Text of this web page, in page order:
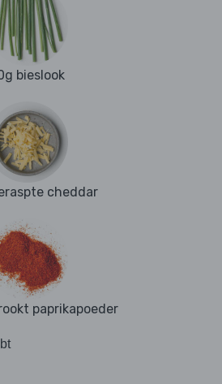
bieslook
cheddar
paprikapoeder